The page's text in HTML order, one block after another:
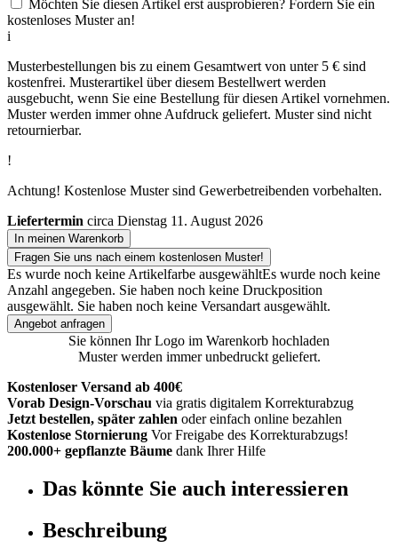
Möchten Sie diesen Artikel erst ausprobieren? Fordern Sie ein
kostenloses Muster an!
i
Musterbestellungen bis zu einem Gesamtwert von unter 5 € sind
kostenfrei. Musterartikel über diesem Bestellwert werden
ausgebucht, wenn Sie eine Bestellung für diesen Artikel vornehmen.
Muster werden immer ohne Aufdruck geliefert. Muster sind nicht
retournierbar.
!
Achtung! Kostenlose Muster sind Gewerbetreibenden vorbehalten.
Liefertermin circa Dienstag 11. August 2026
In meinen Warenkorb
Fragen Sie uns nach einem kostenlosen Muster!
Es wurde noch keine Artikelfarbe ausgewähltEs wurde noch keine
Anzahl angegeben. Sie haben noch keine Druckposition
ausgewählt. Sie haben noch keine Versandart ausgewählt.
Angebot anfragen
Sie können Ihr Logo im Warenkorb hochladen
Muster werden immer unbedruckt geliefert.
Kostenloser Versand ab 400€
Vorab Design-Vorschau via gratis digitalem Korrekturabzug
Jetzt bestellen, später zahlen oder einfach online bezahlen
Kostenlose Stornierung Vor Freigabe des Korrekturabzugs!
200.000+ gepflanzte Bäume dank Ihrer Hilfe
Das könnte Sie auch interessieren
Beschreibung